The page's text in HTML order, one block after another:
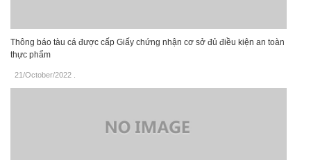
Thông báo tàu cá được cấp Giấy chứng nhận cơ sở đủ điều kiện an toàn
thực phẩm
21/October/2022